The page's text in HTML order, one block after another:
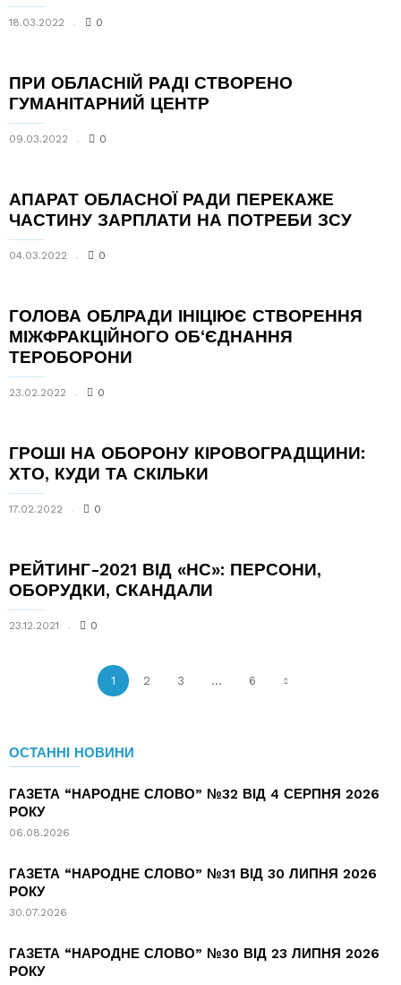
18.03.2022 0
ПРИ ОБЛАСНІЙ РАДІ СТВОРЕНО
ГУМАНІТАРНИЙ ЦЕНТР
09.03.2022 0
АПАРАТ ОБЛАСНОЇ РАДИ ПЕРЕКАЖЕ
ЧАСТИНУ ЗАРПЛАТИ НА ПОТРЕБИ ЗСУ
04.03.2022 0
ГОЛОВА ОБЛРАДИ ІНІЦІЮЄ СТВОРЕННЯ
МІЖФРАКЦІЙНОГО ОБ‘ЄДНАННЯ
ТЕРОБОРОНИ
23.02.2022 0
ГРОШІ НА ОБОРОНУ КІРОВОГРАДЩИНИ:
ХТО, КУДИ ТА СКІЛЬКИ
17.02.2022 0
РЕЙТИНГ-2021 ВІД «НС»: ПЕРСОНИ,
ОБОРУДКИ, СКАНДАЛИ
23.12.2021 0
1 2 3 ... 6
ОСТАННІ НОВИНИ
ГАЗЕТА “НАРОДНЕ СЛОВО” №32 ВІД 4 СЕРПНЯ 2026
РОКУ
06.08.2026
ГАЗЕТА “НАРОДНЕ СЛОВО” №31 ВІД 30 ЛИПНЯ 2026
РОКУ
30.07.2026
ГАЗЕТА “НАРОДНЕ СЛОВО” №30 ВІД 23 ЛИПНЯ 2026
РОКУ